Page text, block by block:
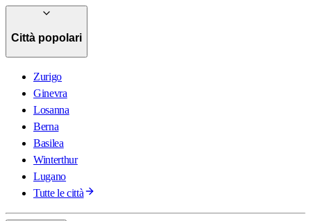
Città popolari
Zurigo
Ginevra
Losanna
Berna
Basilea
Winterthur
Lugano
Tutte le città